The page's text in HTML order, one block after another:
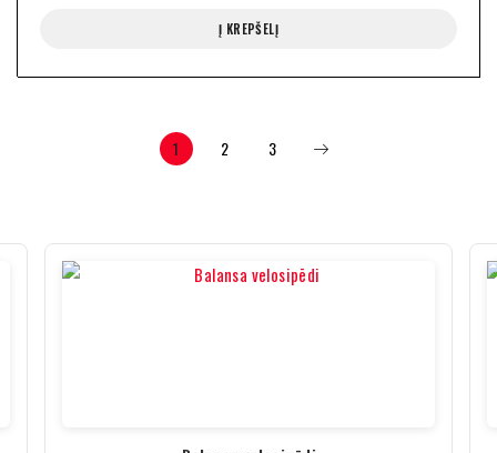
Į KREPŠELĮ
1 2 3